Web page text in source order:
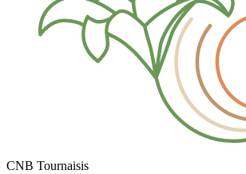
CNB Tournaisis